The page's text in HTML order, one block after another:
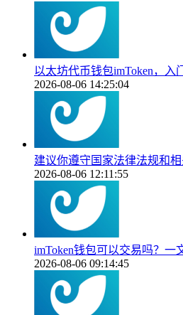
以太坊代币钱包imToken，入
2026-08-06 14:25:04
建议你遵守国家法律法规和
2026-08-06 12:11:55
imToken钱包可以交易吗？一
2026-08-06 09:14:45